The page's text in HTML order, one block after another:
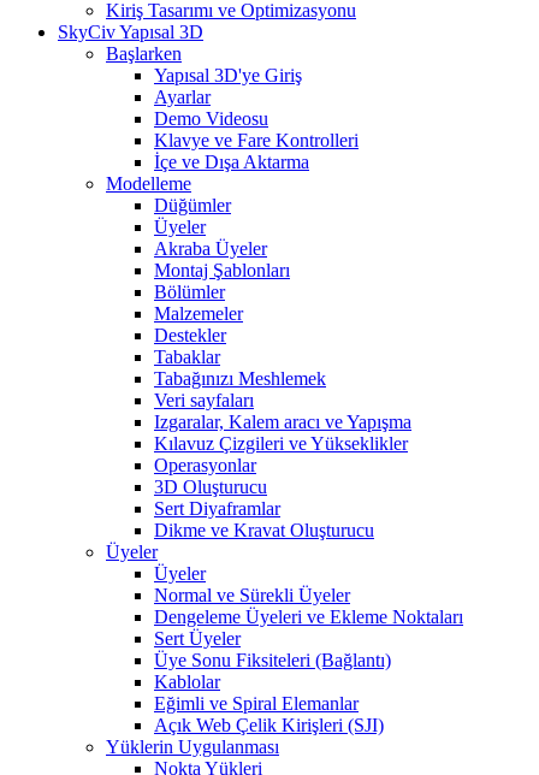
Kiriş Tasarımı ve Optimizasyonu
SkyCiv Yapısal 3D
Başlarken
Yapısal 3D'ye Giriş
Ayarlar
Demo Videosu
Klavye ve Fare Kontrolleri
İçe ve Dışa Aktarma
Modelleme
Düğümler
Üyeler
Akraba Üyeler
Montaj Şablonları
Bölümler
Malzemeler
Destekler
Tabaklar
Tabağınızı Meshlemek
Veri sayfaları
Izgaralar, Kalem aracı ve Yapışma
Kılavuz Çizgileri ve Yükseklikler
Operasyonlar
3D Oluşturucu
Sert Diyaframlar
Dikme ve Kravat Oluşturucu
Üyeler
Üyeler
Normal ve Sürekli Üyeler
Dengeleme Üyeleri ve Ekleme Noktaları
Sert Üyeler
Üye Sonu Fiksiteleri (Bağlantı)
Kablolar
Eğimli ve Spiral Elemanlar
Açık Web Çelik Kirişleri (SJI)
Yüklerin Uygulanması
Nokta Yükleri